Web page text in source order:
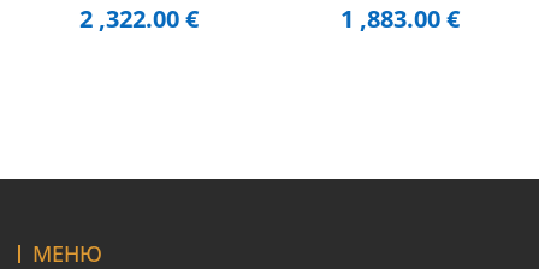
2 ,322.00€ 1 ,883.00€
МЕНЮ